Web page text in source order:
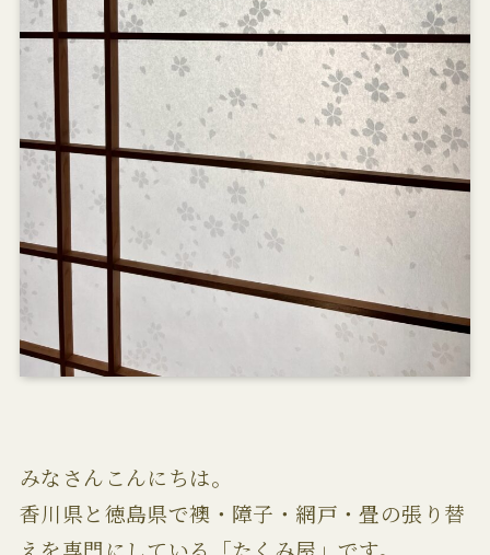
みなさんこんにちは。
香川県と徳島県で襖・障子・網戸・畳の張り替